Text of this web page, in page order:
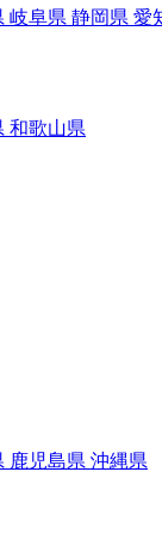
岐阜県 静岡県 愛
和歌山県
鹿児島県 沖縄県